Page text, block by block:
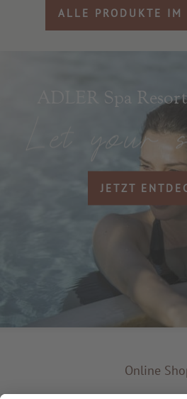
ALLE PRODUKTE IM
ADLER Spa
JETZT
Online